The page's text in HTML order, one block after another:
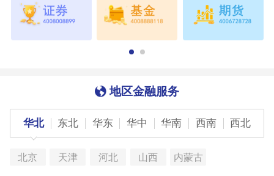
地区金融服务
华北 东北 华东 华中 华南 西南 西北
北京 天津 河北 山西 内蒙古